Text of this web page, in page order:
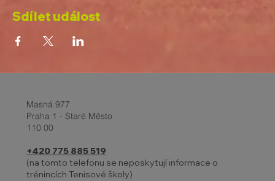
Sdílet událost
Masná 977
Praha 1 - Staré Město
110 00
+420 775 885 519
(na tomto telefonu se neposkytují informace o
trénincích Tenisové školy)